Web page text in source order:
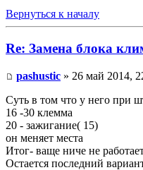
Вернуться к началу
Re: Замена блока
pashustic » 26 май 2014,
Суть в том что у него при
16 -30 клемма
20 - зажигание( 15)
он меняет места
Итог- ваще ниче не
Остается последний